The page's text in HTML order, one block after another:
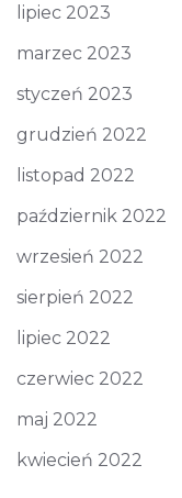
lipiec 2023
marzec 2023
styczeń 2023
grudzień 2022
listopad 2022
październik 2022
wrzesień 2022
sierpień 2022
lipiec 2022
czerwiec 2022
maj 2022
kwiecień 2022